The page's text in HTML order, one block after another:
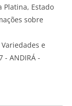
Platina, Estado
sobre
e
- ANDIRÁ -